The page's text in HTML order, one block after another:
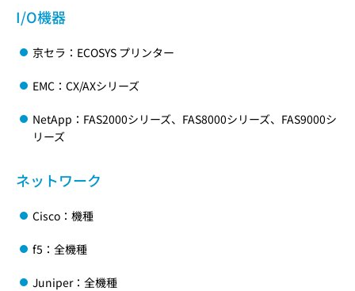
I/O機器
京セラ：ECOSYS プリンター
EMC：CX/AXシリーズ
NetApp：FAS2000シリーズ、FAS8000シリーズ、FAS9000シ
リーズ
ネットワーク
Cisco：機種
f5：全機種
Juniper：全機種